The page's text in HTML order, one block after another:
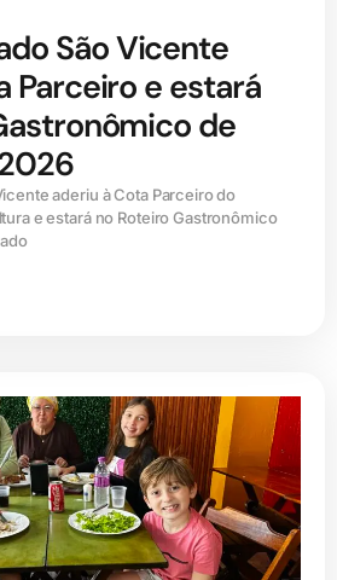
São Vicente
Parceiro e estará
de
aderiu à Cota Parceiro do
e estará no Roteiro Gastronômico